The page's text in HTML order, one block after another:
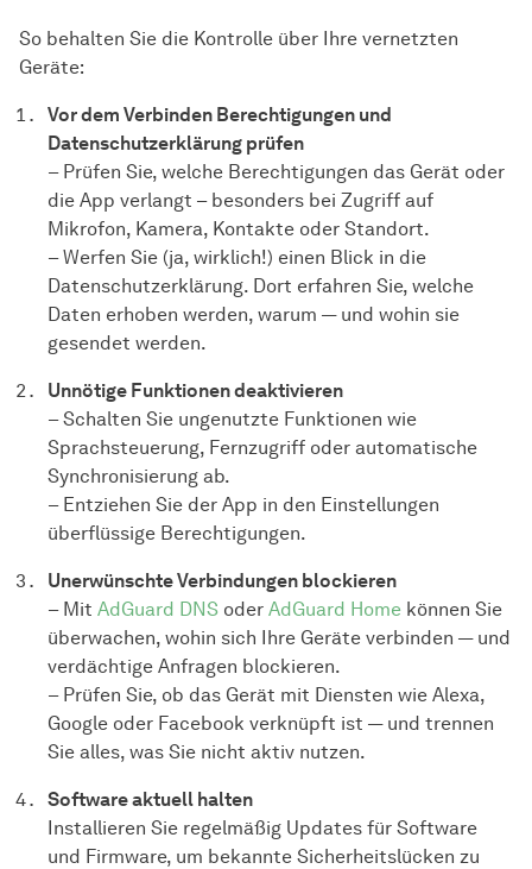
So behalten Sie die Kontrolle über Ihre vernetzten
Geräte:
Vor dem Verbinden Berechtigungen und
Datenschutzerklärung prüfen
– Prüfen Sie, welche Berechtigungen das Gerät oder
die App verlangt – besonders bei Zugriff auf
Mikrofon, Kamera, Kontakte oder Standort.
– Werfen Sie (ja, wirklich!) einen Blick in die
Datenschutzerklärung. Dort erfahren Sie, welche
Daten erhoben werden, warum — und wohin sie
gesendet werden.
Unnötige Funktionen deaktivieren
– Schalten Sie ungenutzte Funktionen wie
Sprachsteuerung, Fernzugriff oder automatische
Synchronisierung ab.
– Entziehen Sie der App in den Einstellungen
überflüssige Berechtigungen.
Unerwünschte Verbindungen blockieren
– Mit AdGuard DNS oder AdGuard Home können Sie
überwachen, wohin sich Ihre Geräte verbinden — und
verdächtige Anfragen blockieren.
– Prüfen Sie, ob das Gerät mit Diensten wie Alexa,
Google oder Facebook verknüpft ist — und trennen
Sie alles, was Sie nicht aktiv nutzen.
Software aktuell halten
Installieren Sie regelmäßig Updates für Software
und Firmware, um bekannte Sicherheitslücken zu